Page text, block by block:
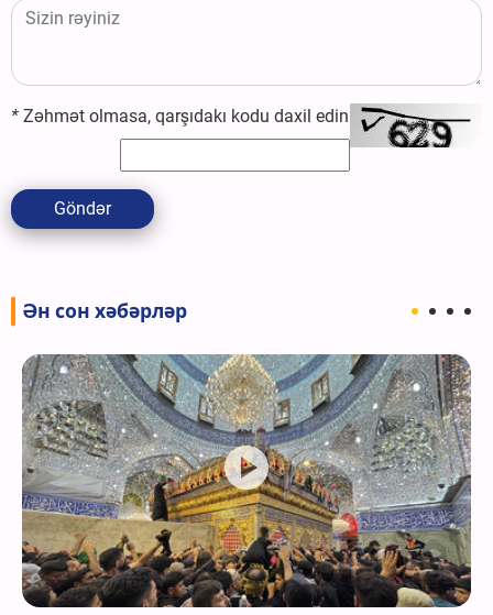
* Zəhmət olmasa, qarşıdakı kodu daxil edin
Göndər
Ән сон хәбәрләр